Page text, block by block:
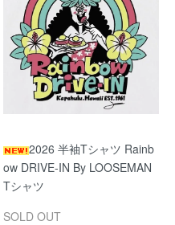
2026 半袖Tシャツ Rainb
ow DRIVE-IN By LOOSEMAN
Tシャツ
SOLD OUT